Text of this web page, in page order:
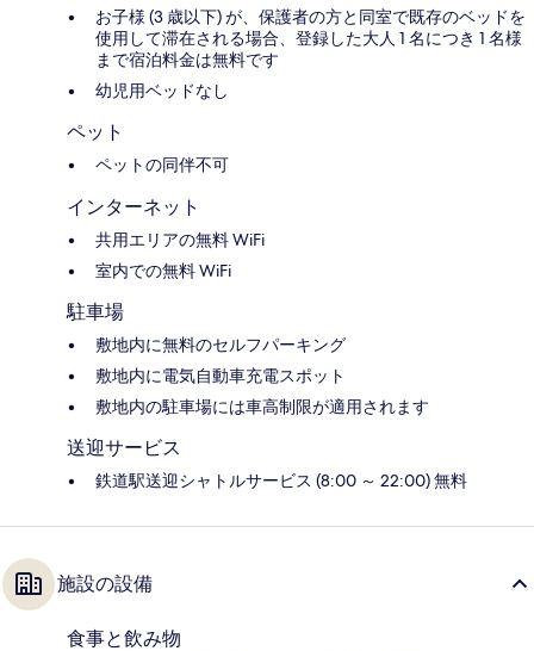
お子様 (3 歳以下) が、保護者の方と同室で既存のベッドを
使用して滞在される場合、登録した大人 1 名につき 1 名様
まで宿泊料金は無料です
幼児用ベッドなし
ペット
ペットの同伴不可
インターネット
共用エリアの無料 WiFi
室内での無料 WiFi
駐車場
敷地内に無料のセルフパーキング
敷地内に電気自動車充電スポット
敷地内の駐車場には車高制限が適用されます
送迎サービス
鉄道駅送迎シャトルサービス (8:00 ～ 22:00) 無料
施設の設備
食事と飲み物